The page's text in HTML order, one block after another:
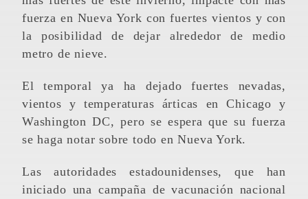
fuerza en Nueva York con fuertes vientos y con
la posibilidad de dejar alrededor de medio
metro de nieve.
El temporal ya ha dejado fuertes nevadas,
vientos y temperaturas árticas en Chicago y
Washington DC, pero se espera que su fuerza
se haga notar sobre todo en Nueva York.
Las autoridades estadounidenses, que han
iniciado una campaña de vacunación nacional